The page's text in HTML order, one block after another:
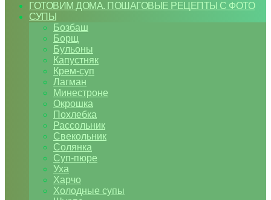
ГОТОВИМ ДОМА. ПОШАГОВЫЕ РЕЦЕПТЫ С ФОТО
СУПЫ
Бозбаш
Борщ
Бульоны
Капустняк
Крем-суп
Лагман
Минестроне
Окрошка
Похлебка
Рассольник
Свекольник
Солянка
Суп-пюре
Уха
Харчо
Холодные супы